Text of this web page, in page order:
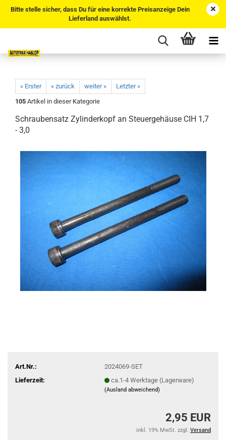
Bitte stelle sicher, dass Du für eine korrekte Preisanzeige Dein
Lieferland auswählst.
« Erster « zurück weiter »
Letzter »
105 Artikel in dieser Kategorie
Schraubensatz Zylinderkopf an Steuergehäuse CIH 1,7
- 3,0
Art.Nr.:
2024069-SET
Lieferzeit:
ca.1-4 Werktage (Lagerware)
(Ausland abweichend)
2,95 EUR
inkl. 19% MwSt. zzgl. Versand